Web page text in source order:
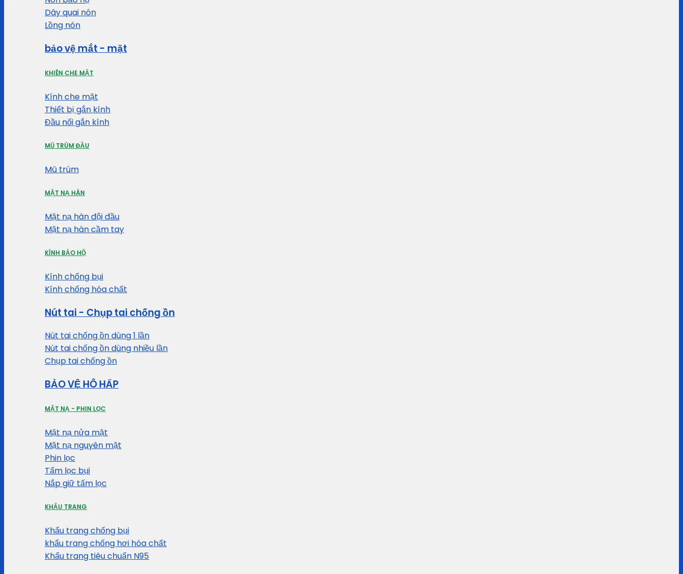
Dây quai nón
Lồng nón
bảo vệ mắt - mặt
KHIÊN CHE MẶT
Kính che mặt
Thiết bị gắn kính
Đầu nối gắn kính
MŨ TRÙM ĐẦU
Mũ trùm
MẶT NẠ HÀN
Mặt nạ hàn đội đầu
Mặt nạ hàn cầm tay
KÍNH BẢO HỘ
Kính chống bụi
Kính chống hóa chất
Nút tai - Chụp tai chống ồn
Nút tai chống ồn dùng 1 lần
Nút tai chống ồn dùng nhiều lần
Chụp tai chống ồn
BẢO VỆ HÔ HẤP
MẶT NẠ - PHIN LỌC
Mặt nạ nửa mặt
Mặt nạ nguyên mặt
Phin lọc
Tấm lọc bụi
Nắp giữ tấm lọc
KHẨU TRANG
Khẩu trang chống bụi
khẩu trang chống hơi hóa chất
Khẩu trang tiêu chuẩn N95